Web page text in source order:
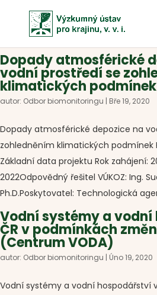
Dopady atmosférické
vodní prostředí se
klimatických podmínek
autor: Odbor biomonitoringu | Bře 19, 2020
Dopady atmosférické depozice na
zohledněním klimatických podmínek
Základní data projektu Rok zahájení:
2022Odpovědný řešitel VÚKOZ: Ing.
Ph.D.Poskytovatel: Technologická
Vodní systémy a
ČR v podmínkách
(Centrum VODA)
autor: Odbor biomonitoringu | Úno 19, 2020
Vodní systémy a vodní hospodářství